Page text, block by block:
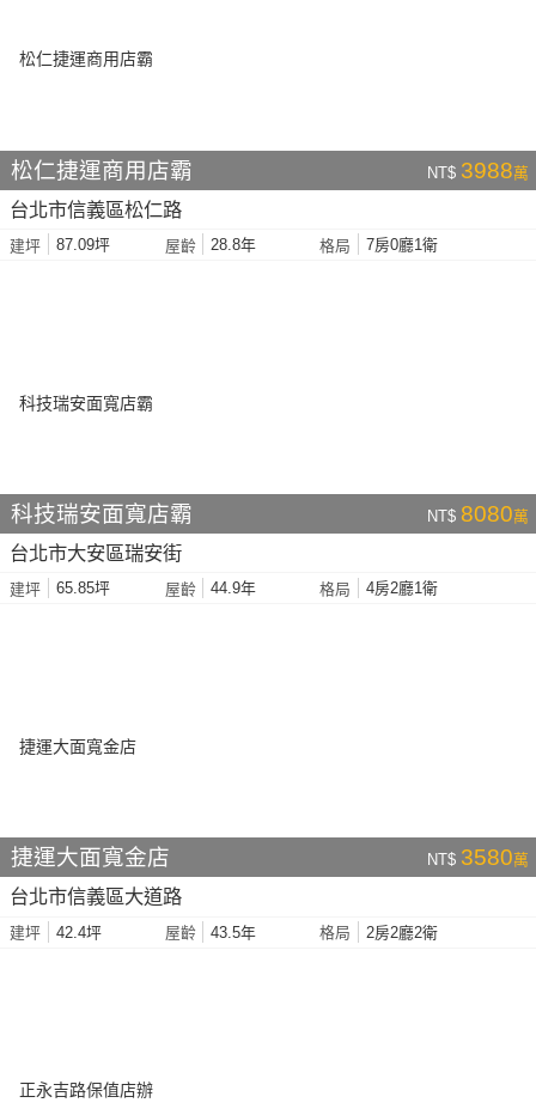
松仁捷運商用店霸 NT$ 3988萬
台北市信義區松仁路
建坪 87.09坪 屋齡 28.8年 格局 7房0廳1衛
科技瑞安面寬店霸 NT$ 8080萬
台北市大安區瑞安街
建坪 65.85坪 屋齡 44.9年 格局 4房2廳1衛
捷運大面寬金店 NT$ 3580萬
台北市信義區大道路
建坪 42.4坪 屋齡 43.5年 格局 2房2廳2衛